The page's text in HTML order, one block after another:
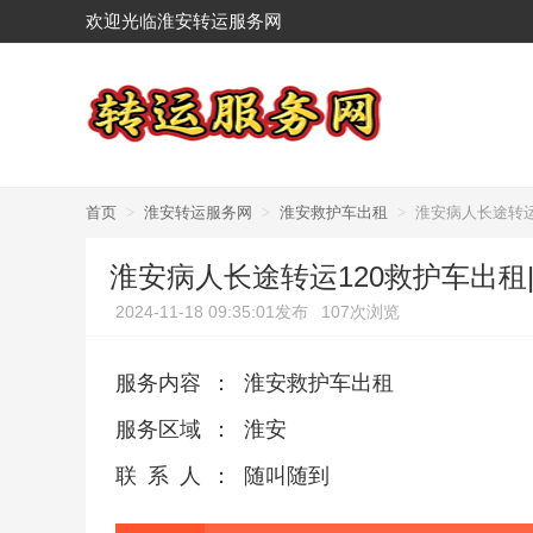
欢迎光临淮安转运服务网
首页 > 淮安转运服务网 > 淮安救护车出租 > 淮安病人长途转
淮安病人长途转运120救护车出
2024-11-18 09:35:01发布 107次浏览
服务内容 ：
淮安救护车出租
服务区域
：
淮安
联系人
： 随叫随到